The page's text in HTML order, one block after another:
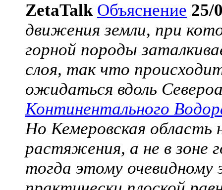
ZetaTalk Объяснение 25/
движения земли, при
горной породы
слоя, так что
ожидаться вдоль
Континентального
Но Кемеровская область
растяжения, а не в зоне
тогда этому очевидному